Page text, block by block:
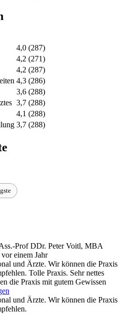
4,0 (287)
4,2 (271)
4,2 (287)
4,3 (286)
3,6 (288)
3,7 (288)
4,1 (288)
3,7 (288)
Prof DDr. Peter Voitl, MBA
vor einem Jahr
und Ärzte. Wir können die Praxis
Tolle Praxis. Sehr nettes
die Praxis mit gutem Gewissen
und Ärzte. Wir können die Praxis